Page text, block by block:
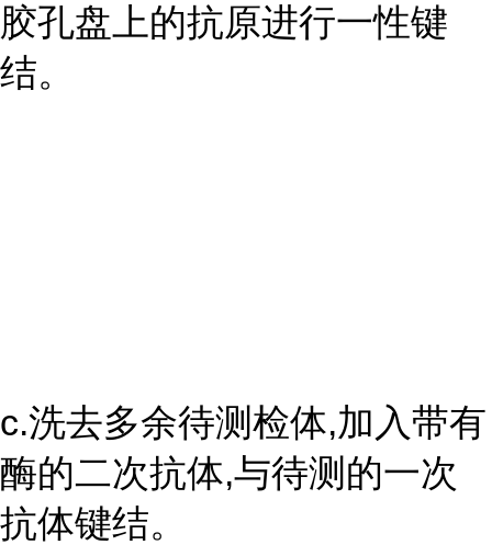
胶孔盘上的抗原进行一性键
结。
c.洗去多余待测检体,加入带有
酶的二次抗体,与待测的一次
抗体键结。